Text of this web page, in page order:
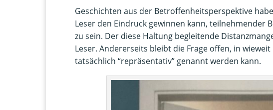
Geschichten aus der Betroffenheitsperspektive
Leser den Eindruck gewinnen kann, teilnehmender
zu sein. Der diese Haltung begleitende
Leser. Andererseits bleibt die Frage offen, in
tatsächlich “repräsentativ” genannt werden kann.